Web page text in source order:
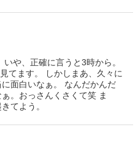
や、正確に言うと3時から。
てます。 しかしまあ、久々に
面白いなぁ。 なんだかんだ
。おっさんくさくて笑 ま
てよう。